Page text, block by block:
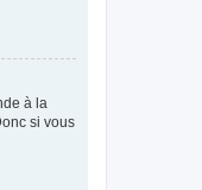
à la
si vous